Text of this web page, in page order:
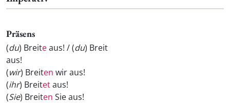
Präsens
(du) Breiteaus! / (du) Breit
aus!
(wir) Breiten wir aus!
(ihr) Breitetaus!
(Sie) Breiten Sie aus!